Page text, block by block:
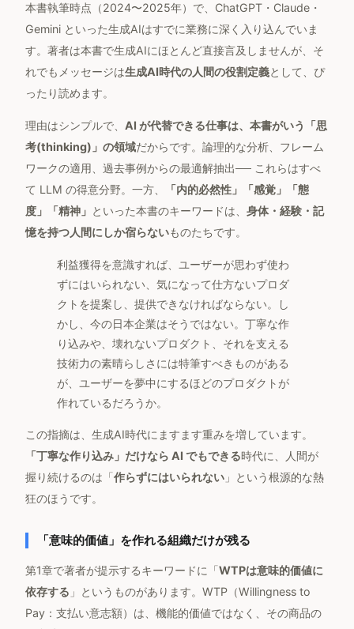
本書執筆時点（2024〜2025年）で、ChatGPT・Claude・
Gemini といった生成AIはすでに業務に深く入り込んでいま
す。著者は本書で生成AIにほとんど直接言及しませんが、そ
れでもメッセージは生成AI時代の人間の役割定義として、ぴ
ったり読めます。
理由はシンプルで、 AI が代替できる仕事は、本書がいう「思
考(thinking)」の領域だからです。論理的な分析、フレーム
ワークの適用、過去事例からの最適解抽出── これらはすべ
て LLM の得意分野。一方、
「内的必然性」「感覚」「態
度」「精神」 といった本書のキーワードは、 身体・経験・記
憶を持つ人間にしか宿らないものたちです。
利益獲得を意識すれば、ユーザーが思わず使わ
ずにはいられない、気になって仕方ないプロダ
クトを提案し、提供できなければならない。し
かし、今の日本企業はそうではない。丁寧な作
り込みや、壊れないプロダクト、それを支える
技術力の素晴らしさには特筆すべきものがある
が、ユーザーを夢中にするほどのプロダクトが
作れているだろうか。
この指摘は、生成AI時代にますます重みを増しています。
「丁寧な作り込み」だけなら AI でもできる時代に、人間が
握り続けるのは「作らずにはいられない 」という根源的な熱
狂のほうです。
「意味的価値」を作れる組織だけが残る
第1章で著者が提示するキーワードに「WTPは意味的価値に
依存する 」というものがあります。WTP（Willingness to
Pay：支払い意志額）は、機能的価値ではなく、その商品の